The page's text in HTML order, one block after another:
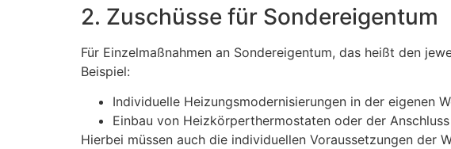
2. Zuschüsse für Sondereigentum
Für Einzelmaßnahmen an Sondereigentum, das heißt den
Beispiel:
Individuelle Heizungsmodernisierungen in der eigenen
Einbau von Heizkörperthermostaten oder der
Hierbei müssen auch die individuellen Voraussetzungen